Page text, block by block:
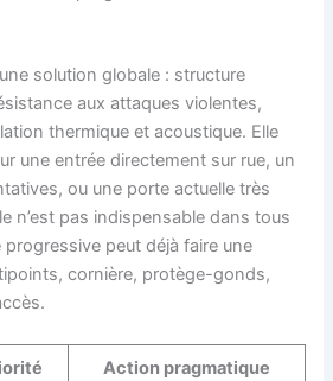
solution globale : structure
aux attaques violentes,
thermique et acoustique. Elle
une entrée directement sur rue, un
ou une porte actuelle très
n’est pas indispensable dans tous
peut déjà faire une
cornière, protège-gonds,
Action pragmatique